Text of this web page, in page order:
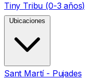
Tiny Tribu (0-3 años)
Ubicaciones
Sant Martí - Pujades